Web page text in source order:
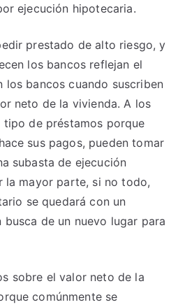
ejecución hipotecaria.
prestado de alto riesgo, y
los bancos reflejan el
los bancos cuando suscriben
neto de la vivienda. A los
tipo de préstamos porque
sus pagos, pueden tomar
subasta de ejecución
la mayor parte, si no todo,
se quedará con un
de un nuevo lugar para
sobre el valor neto de la
comúnmente se